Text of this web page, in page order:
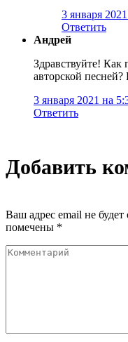
3 января
Ответить
Андрей
Здравствуйте! Как
авторской
3 января 2021 на
Ответить
Добавить
Ваш адрес email не будет
помечены *